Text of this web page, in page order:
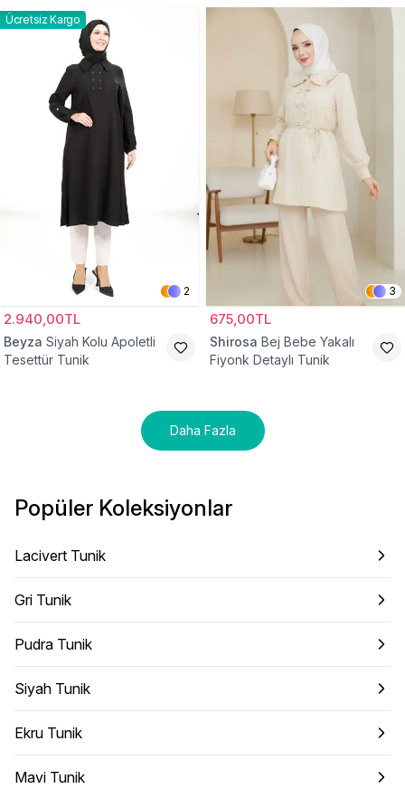
Ücretsiz Kargo
2
2.940,00TL
Beyza Siyah Kolu Apoletli
Tesettür Tunik
3
675,00TL
Shirosa Bej Bebe Yakalı
Fiyonk Detaylı Tunik
Daha Fazla
Popüler Koleksiyonlar
Lacivert Tunik
Gri Tunik
Pudra Tunik
Siyah Tunik
Ekru Tunik
Mavi Tunik